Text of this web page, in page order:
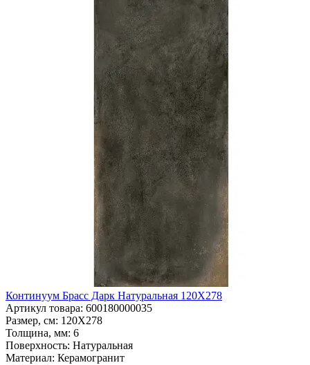
Континуум Брасс Дарк Натуральная 120Х278
Артикул товара: 600180000035
Размер, см: 120Х278
Толщина, мм: 6
Поверхность: Натуральная
Материал: Керамогранит